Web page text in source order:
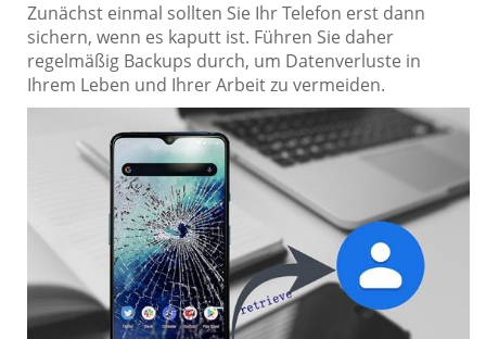
Zunächst einmal sollten Sie Ihr Telefon erst dann
sichern, wenn es kaputt ist. Führen Sie daher
regelmäßig Backups durch, um Datenverluste in
Ihrem Leben und Ihrer Arbeit zu vermeiden.